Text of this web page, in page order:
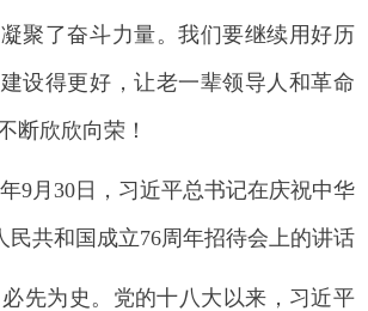
聚了奋斗力量。我们要继续用好历
设得更好，让老一辈领导人和革命
断欣欣向荣！
9月30日，习近平总书记在庆祝中华
民共和国成立76周年招待会上的讲话
先为史。党的十八大以来，习近平